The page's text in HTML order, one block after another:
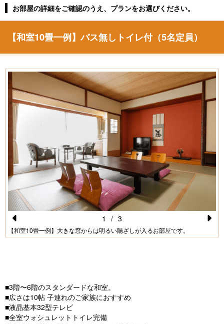
ホテルパンフレット
プライバシーポリシー ・キャンセルポリシー
宿泊予約
お部屋タイプから予約
空室カレンダーから予約
日帰り予約
ご予約の確認・キャンセル
お部屋の詳細をご確認のうえ、プランをお選びください。
【和室10畳一例】バス無しトイレ付（5名定員）
Pr
u
s
【和室10畳一例】大きな窓からは明るい陽ざしが入るお部屋です。
1 / 3
■3階〜6階のスタンダードな和室。
■広さは10帖 子連れのご家族におすすめ
■液晶基本32型テレビ
■全室ウォシュレットトイレ完備